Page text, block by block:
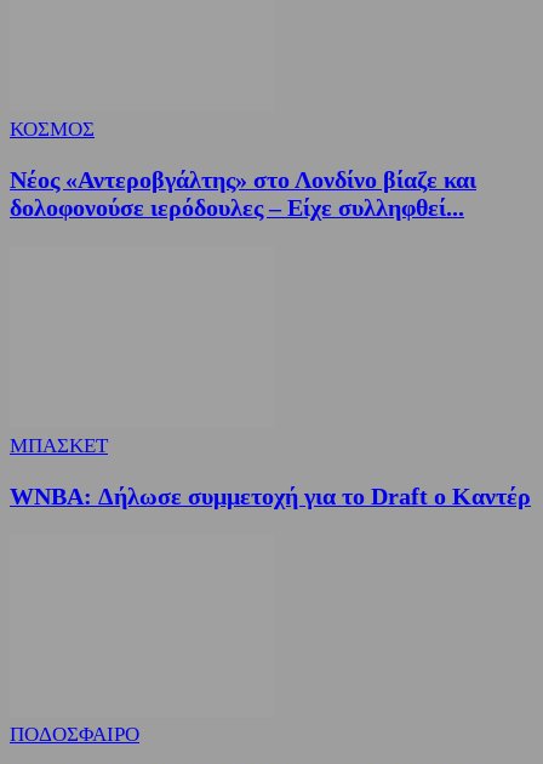
ΚΟΣΜΟΣ
Νέος «Αντεροβγάλτης» στο Λονδίνο βίαζε και
δολοφονούσε ιερόδουλες – Είχε συλληφθεί...
ΜΠΑΣΚΕΤ
WNBA: Δήλωσε συμμετοχή για το Draft ο Καντέρ
ΠΟΔΟΣΦΑΙΡΟ